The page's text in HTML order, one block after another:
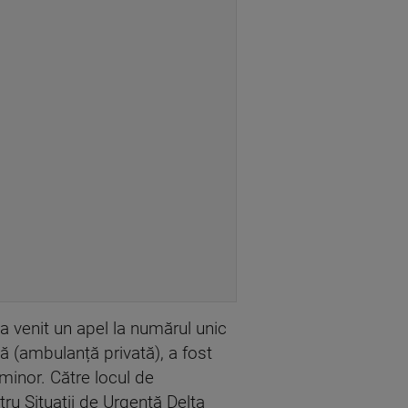
venit un apel la numărul unic
(ambulanță privată), a fost
Către locul de
Situații de Urgență Delta